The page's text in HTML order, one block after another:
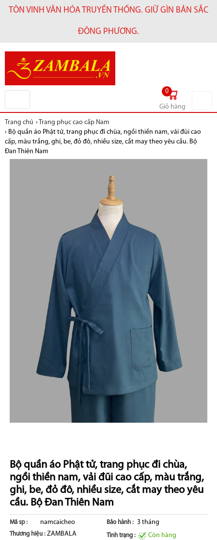
TÔN VINH VĂN HÓA TRUYỀN THỐNG. GIỮ GÌN BẢN SẮC
ĐÔNG PHƯƠNG.
0
Giỏ hàng
Trang chủ ›
Trang phục cao cấp Nam
› Bộ quần áo Phật tử, trang phục đi chùa, ngồi thiền nam, vải đũi cao
cấp, màu trắng, ghi, be, đỏ đô, nhiều size, cắt may theo yêu cầu. Bộ
Đan Thiên Nam
Bộ quần áo Phật tử, trang phục đi chùa,
ngồi thiền nam, vải đũi cao cấp, màu trắng,
ghi, be, đỏ đô, nhiều size, cắt may theo yêu
cầu. Bộ Đan Thiên Nam
Mã sp : namcaicheo Bảo hành : 3 tháng
Thương hiệu : ZAMBALA Tình trạng : Còn hàng